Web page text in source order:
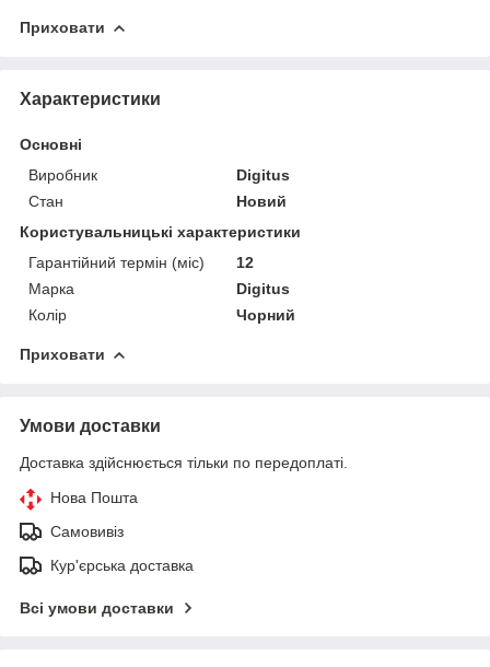
Приховати
Характеристики
Основні
Виробник
Digitus
Стан
Новий
Користувальницькі характеристики
Гарантійний термін (міс)
12
Марка
Digitus
Колір
Чорний
Приховати
Умови доставки
Доставка здійснюється тільки по передоплаті.
Нова Пошта
Самовивіз
Кур'єрська доставка
Всі умови доставки